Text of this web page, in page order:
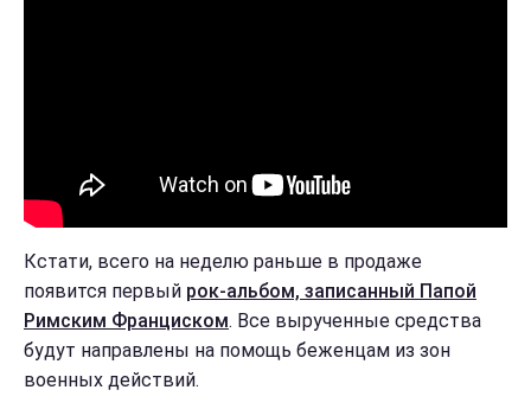
Кстати, всего на неделю раньше в продаже
появится первый рок-альбом, записанный Папой
Римским Франциском. Все вырученные средства
будут направлены на помощь беженцам из зон
военных действий.